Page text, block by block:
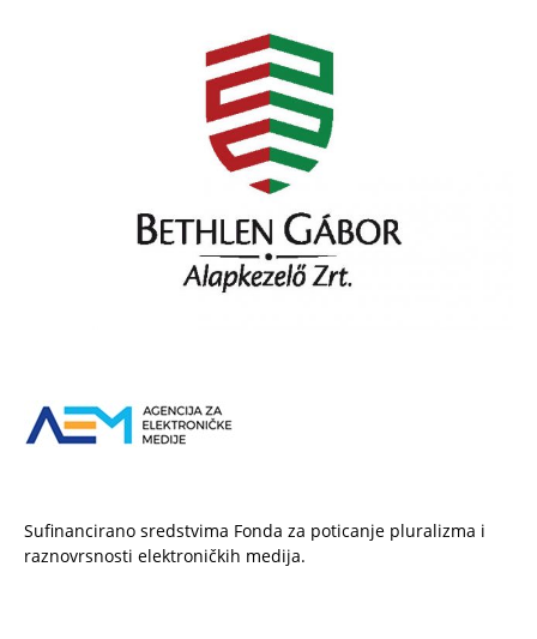
Sufinancirano sredstvima Fonda za poticanje pluralizma i
raznovrsnosti elektroničkih medija.